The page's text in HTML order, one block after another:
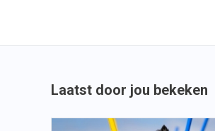
Laatst door jou bekeken